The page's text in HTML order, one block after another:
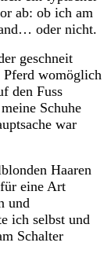
ab: ob ich am
oder nicht.
geschneit
Pferd womöglich
den Fuss
Schuhe
war
Haaren
eine Art
und
ich selbst und
Schalter